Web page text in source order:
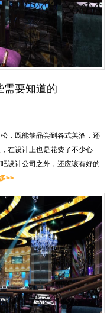
需要知道的
，既能够品尝到各式美酒，还
在设计上也是花费了不少心
设计公司之外，还应该有好的
>>